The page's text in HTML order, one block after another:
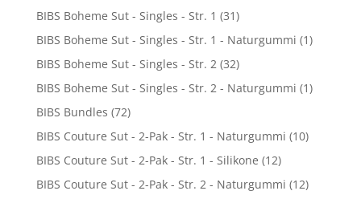
BIBS Boheme Sut - Singles - Str. 1 (31)
BIBS Boheme Sut - Singles - Str. 1 - Naturgummi (1)
BIBS Boheme Sut - Singles - Str. 2 (32)
BIBS Boheme Sut - Singles - Str. 2 - Naturgummi (1)
BIBS Bundles (72)
BIBS Couture Sut - 2-Pak - Str. 1 - Naturgummi (10)
BIBS Couture Sut - 2-Pak - Str. 1 - Silikone (12)
BIBS Couture Sut - 2-Pak - Str. 2 - Naturgummi (12)